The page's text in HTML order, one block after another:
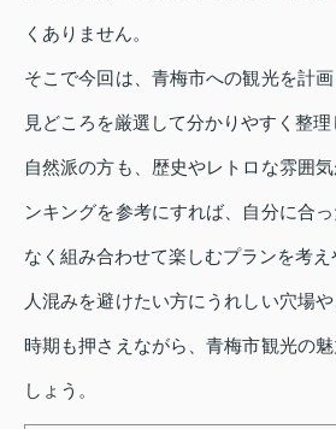
くありません。
そこで今回は、青梅市への観光を計画
見どころを厳選して分かりやすく整理
自然派の方も、歴史やレトロな雰囲
ンキングを参考にすれば、自分に合
なく組み合わせて楽しむプランを考え
人混みを避けたい方にうれしい穴場
時期も押さえながら、青梅市観光の
しょう。